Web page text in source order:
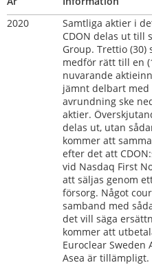
2020
Samtliga aktier i
CDON delas ut till
Group. Trettio
medför rätt till en
nuvarande
jämnt delbart med
avrundning ske
aktier.
delas ut, utan
kommer att
efter det att
vid Nasdaq First
att säljas genom
försorg. Något
samband med
det vill säga
kommer att
Euroclear Sweden
Asea är tillämpligt.